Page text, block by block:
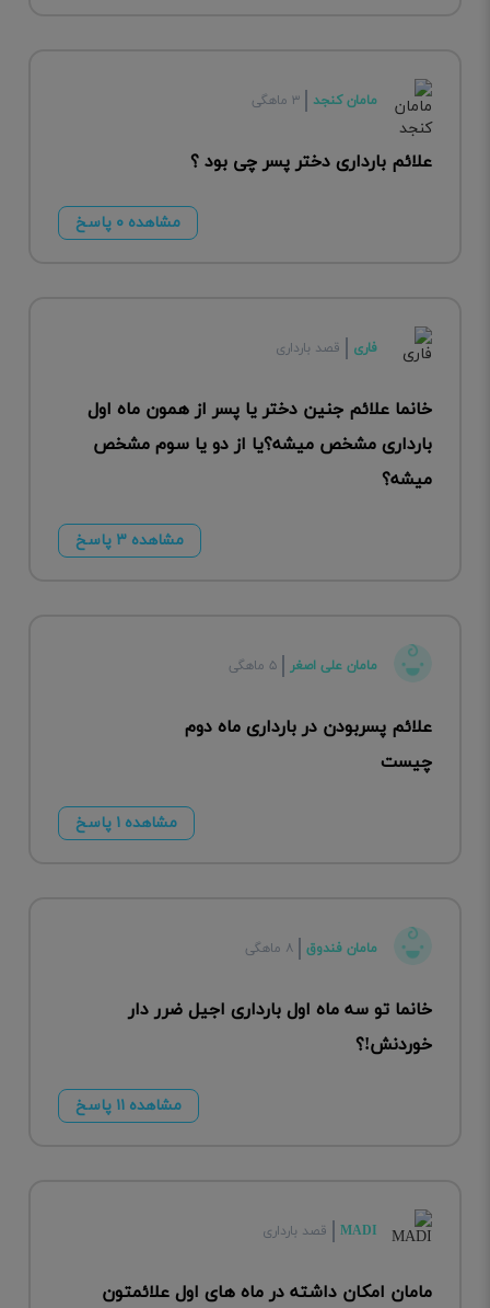
مامان کنجد ۳ ماهگی
علائم بارداری دختر پسر چی بود ؟
مشاهده ۰ پاسخ
فاری قصد بارداری
خانما علائم جنین دختر یا پسر از همون ماه اول
بارداری مشخص میشه؟یا از دو یا سوم مشخص
میشه؟
مشاهده ۳ پاسخ
مامان علی اصغر ۵ ماهگی
علائم پسربودن در بارداری ماه دوم
چیست
مشاهده ۱ پاسخ
مامان فندوق ۸ ماهگی
خانما تو سه ماه اول بارداری اجیل ضرر دار
خوردنش!؟
مشاهده ۱۱ پاسخ
MADI قصد بارداری
مامان امکان داشته در ماه های اول علائمتون